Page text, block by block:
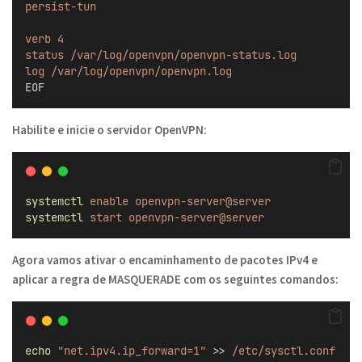
persist-tun
verb 4
status /var/log/openvpn/openvpn-status.log
log /var/log/openvpn/openvpn.log
EOF
Habilite e inicie o servidor OpenVPN:
systemctl enable openvpn-server@server
systemctl start openvpn-server@server
Agora vamos ativar o encaminhamento de pacotes IPv4 e
aplicar a regra de MASQUERADE com os seguintes comandos:
echo "net.ipv4.ip_forward=1" >>
/etc/sysctl.conf